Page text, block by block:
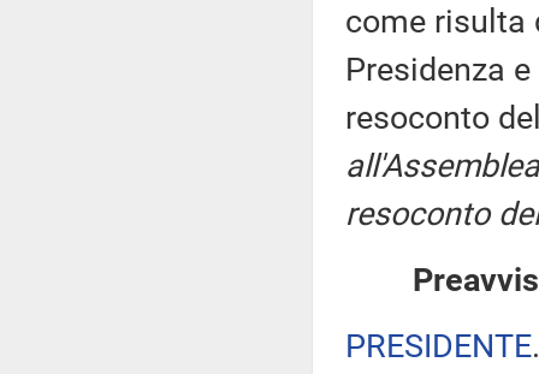
come risulta
Presidenza
resoconto
resoconto
PRESIDENTE